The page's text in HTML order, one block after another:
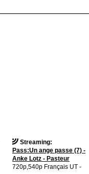
Streaming:
Pass:Un ange passe (7) -
Anke Lotz - Pasteur
720p,540p Français UT -